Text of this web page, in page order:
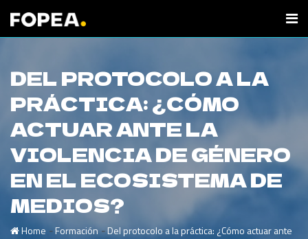
DEL PROTOCOLO A LA
PRÁCTICA: ¿CÓMO
ACTUAR ANTE LA
VIOLENCIA DE GÉNERO
EN EL ECOSISTEMA DE
MEDIOS?
Home -Formación-Del protocolo a la práctica: ¿Cómo actuar ante